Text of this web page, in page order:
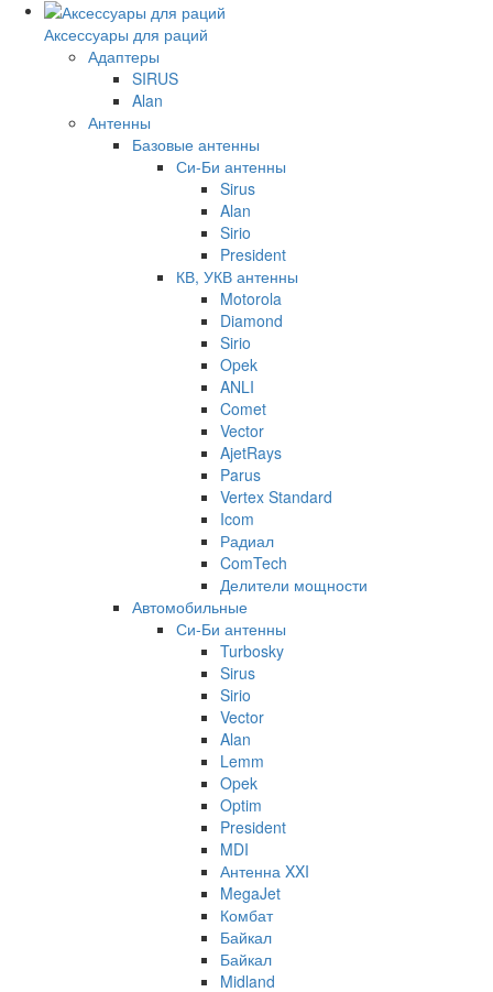
Аксессуары для раций
Адаптеры
SIRUS
Alan
Антенны
Базовые антенны
Си-Би антенны
Sirus
Alan
Sirio
President
КВ, УКВ антенны
Motorola
Diamond
Sirio
Opek
ANLI
Comet
Vector
AjetRays
Parus
Vertex Standard
Icom
Радиал
ComTech
Делители мощности
Автомобильные
Си-Би антенны
Turbosky
Sirus
Sirio
Vector
Alan
Lemm
Opek
Optim
President
MDI
Антенна XXI
MegaJet
Комбат
Байкал
Байкал
Midland